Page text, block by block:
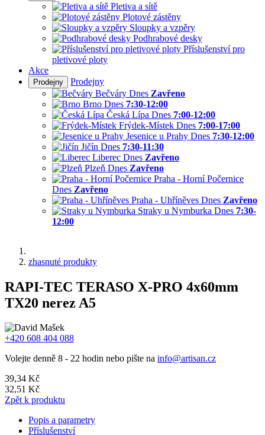
Pletiva a sítě
Plotové zástěny
Sloupky a vzpěry
Podhrabové desky
Příslušenství pro
pletivové ploty
Akce
Prodejny
Prodejny
Bečváry Dnes Zavřeno
Brno Dnes 7:30-12:00
Česká Lípa Dnes 7:00-12:00
Frýdek-Místek Dnes 7:00-17:00
Jesenice u Prahy Dnes 7:30-12:00
Jičín Dnes 7:30-11:30
Liberec Dnes Zavřeno
Plzeň Dnes Zavřeno
Praha - Horní Počernice
Dnes Zavřeno
Praha - Uhříněves Dnes Zavřeno
Straky u Nymburka Dnes 7:30-
12:00
zhasnuté produkty
RAPI-TEC TERASO X-PRO 4x60mm
TX20 nerez A5
+420 608 404 088
Volejte denně 8 - 22 hodin nebo pište na info@artisan.cz
39,34 Kč
32,51 Kč
Zpět k produktu
Popis a parametry
Příslušenství